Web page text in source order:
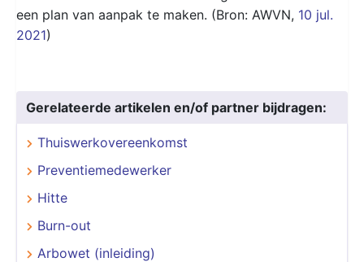
een plan van aanpak te maken. (Bron: AWVN, 10 jul.
2021)
Gerelateerde artikelen en/of partner bijdragen:
Thuiswerkovereenkomst
Preventiemedewerker
Hitte
Burn-out
Arbowet (inleiding)